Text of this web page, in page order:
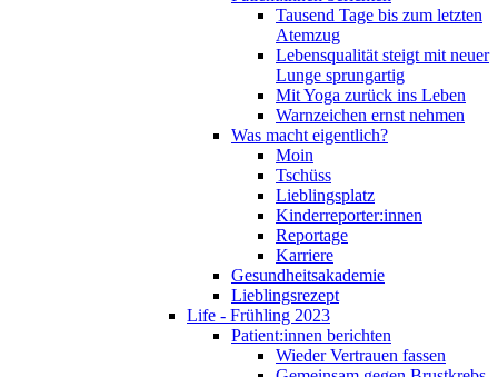
Tausend Tage bis zum letzten
Atemzug
Lebensqualität steigt mit neuer
Lunge sprungartig
Mit Yoga zurück ins Leben
Warnzeichen ernst nehmen
Was macht eigentlich?
Moin
Tschüss
Lieblingsplatz
Kinderreporter:innen
Reportage
Karriere
Gesundheitsakademie
Lieblingsrezept
Life - Frühling 2023
Patient:innen berichten
Wieder Vertrauen fassen